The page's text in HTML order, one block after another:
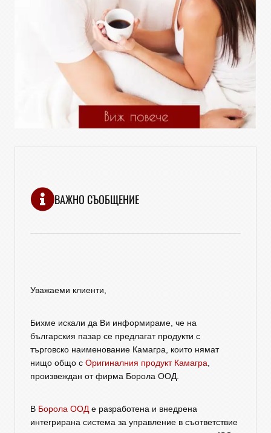
ВАЖНО СЪОБЩЕНИЕ
Уважаеми клиенти,
Бихме искали да Ви информираме, че на
българския пазар се предлагат продукти с
търговско наименование Камагра, които нямат
нищо общо с Оригиналния продукт Камагра,
произвеждан от фирма Борола ООД.
В Борола ООДе разработена и внедрена
интегрирана система за управление в съответствие